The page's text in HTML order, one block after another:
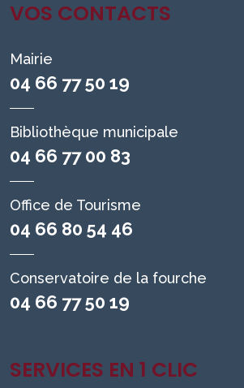
VOS CONTACTS
Mairie
04 66 77 50 19
Bibliothèque municipale
04 66 77 00 83
Office de Tourisme
04 66 80 54 46
Conservatoire de la fourche
04 66 77 50 19
SERVICES EN 1 CLIC